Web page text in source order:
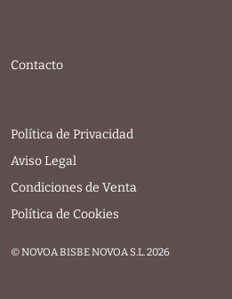
Contacto
Política de Privacidad
Aviso Legal
Condiciones de Venta
Política de Cookies
© NOVOA BISBE NOVOA S.L. 2026